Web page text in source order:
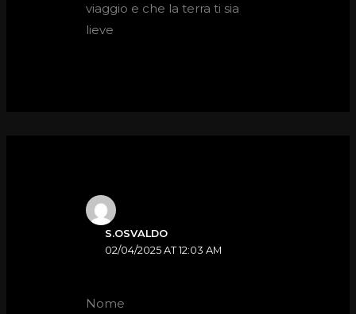
viaggio e che la terra ti sia
lieve
S.OSVALDO
02/04/2025 AT 12:03 AM
Nome